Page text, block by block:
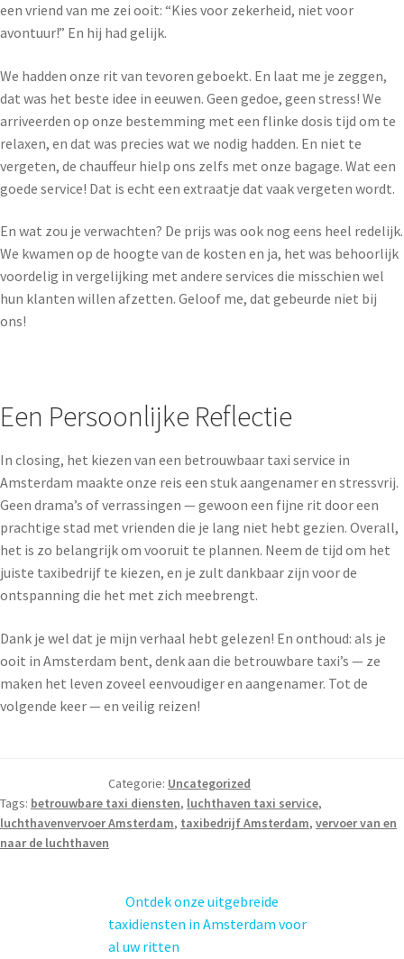
een vriend van me zei ooit: “Kies voor zekerheid, niet voor
avontuur!” En hij had gelijk.
We hadden onze rit van tevoren geboekt. En laat me je zeggen,
dat was het beste idee in eeuwen. Geen gedoe, geen stress! We
arriveerden op onze bestemming met een flinke dosis tijd om te
relaxen, en dat was precies wat we nodig hadden. En niet te
vergeten, de chauffeur hielp ons zelfs met onze bagage. Wat een
goede service! Dat is echt een extraatje dat vaak vergeten wordt.
En wat zou je verwachten? De prijs was ook nog eens heel redelijk.
We kwamen op de hoogte van de kosten en ja, het was behoorlijk
voordelig in vergelijking met andere services die misschien wel
hun klanten willen afzetten. Geloof me, dat gebeurde niet bij
ons!
Een Persoonlijke Reflectie
In closing, het kiezen van een betrouwbaar taxi service in
Amsterdam maakte onze reis een stuk aangenamer en stressvrij.
Geen drama’s of verrassingen — gewoon een fijne rit door een
prachtige stad met vrienden die je lang niet hebt gezien. Overall,
het is zo belangrijk om vooruit te plannen. Neem de tijd om het
juiste taxibedrijf te kiezen, en je zult dankbaar zijn voor de
ontspanning die het met zich meebrengt.
Dank je wel dat je mijn verhaal hebt gelezen! En onthoud: als je
ooit in Amsterdam bent, denk aan die betrouwbare taxi’s — ze
maken het leven zoveel eenvoudiger en aangenamer. Tot de
volgende keer — en veilig reizen!
Categorie: Uncategorized
Tags: betrouwbare taxi diensten, luchthaven taxi service,
luchthavenvervoer Amsterdam, taxibedrijf Amsterdam, vervoer van en
naar de luchthaven
Ontdek onze uitgebreide
taxidiensten in Amsterdam voor
al uw ritten